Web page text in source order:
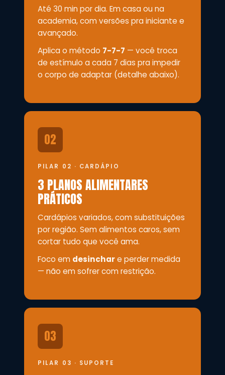
Até 30 min por dia. Em casa ou na
academia, com versões pra iniciante e
avançado.
Aplica o método 7-7-7 — você troca
de estímulo a cada 7 dias pra impedir
o corpo de adaptar (detalhe abaixo).
02
PILAR 02 · CARDÁPIO
3 PLANOS ALIMENTARES
PRÁTICOS
Cardápios variados, com substituições
por região. Sem alimentos caros, sem
cortar tudo que você ama.
Foco em desinchare perder medida
— não em sofrer com restrição.
03
PILAR 03 · SUPORTE